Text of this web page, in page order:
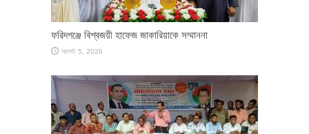
ফরিদগঞ্জে বিশ্বজয়ী হাফেজ জাকারিয়াকে সম্মাননা
আগস্ট 5, 2026